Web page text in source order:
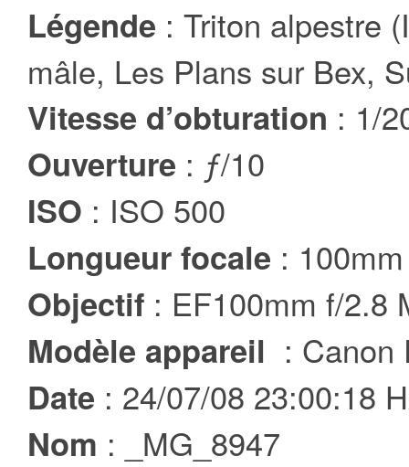
Légende : Triton alpestre
mâle, Les Plans sur Bex,
Vitesse d’obturation : 1/
Ouverture : ƒ/10
ISO : ISO 500
Longueur focale : 100mm
Objectif : EF100mm f/2.8
Modèle appareil : Canon
Date : 24/07/08 23:00:18
Nom : _MG_8947